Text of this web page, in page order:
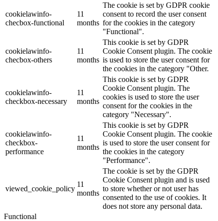
cookielawinfo-
checbox-functional
11
months
The cookie is set by GDPR cookie
consent to record the user consent
for the cookies in the category
"Functional".
cookielawinfo-
checbox-others
11
months
This cookie is set by GDPR
Cookie Consent plugin. The cookie
is used to store the user consent for
the cookies in the category "Other.
cookielawinfo-
checkbox-necessary
11
months
This cookie is set by GDPR
Cookie Consent plugin. The
cookies is used to store the user
consent for the cookies in the
category "Necessary".
cookielawinfo-
checkbox-
performance
11
months
This cookie is set by GDPR
Cookie Consent plugin. The cookie
is used to store the user consent for
the cookies in the category
"Performance".
viewed_cookie_policy
11
months
The cookie is set by the GDPR
Cookie Consent plugin and is used
to store whether or not user has
consented to the use of cookies. It
does not store any personal data.
Functional